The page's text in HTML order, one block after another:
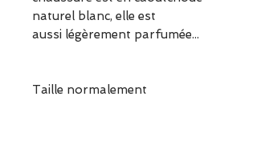
naturel blanc, elle est
aussi légèrement parfumée...
Taille normalement